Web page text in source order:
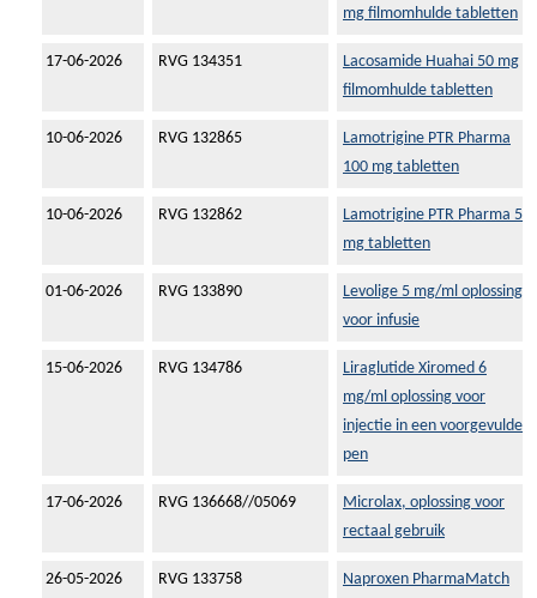
mg filmomhulde tabletten
17-06-2026 RVG 134351
Lacosamide Huahai 50 mg
filmomhulde tabletten
10-06-2026 RVG 132865
Lamotrigine PTR Pharma
100 mg tabletten
10-06-2026 RVG 132862
Lamotrigine PTR Pharma 5
mg tabletten
01-06-2026 RVG 133890
Levolige 5 mg/ml oplossing
voor infusie
15-06-2026 RVG 134786
Liraglutide Xiromed 6
mg/ml oplossing voor
injectie in een voorgevulde
pen
17-06-2026 RVG 136668//05069
Microlax, oplossing voor
rectaal gebruik
26-05-2026 RVG 133758
Naproxen PharmaMatch